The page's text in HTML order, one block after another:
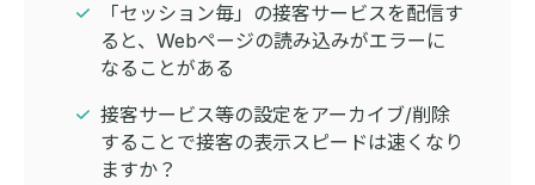
「セッション毎」の接客サービスを配信す
ると、Webページの読み込みがエラーに
なることがある
接客サービス等の設定をアーカイブ/削除
することで接客の表示スピードは速くなり
ますか？